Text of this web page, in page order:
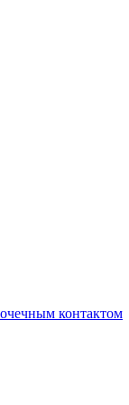
контактом